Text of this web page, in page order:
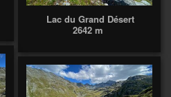
Lac du Grand Désert
2642 m